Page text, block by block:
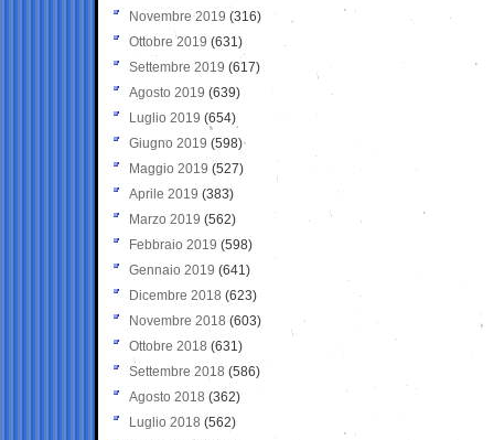
Novembre 2019 (316)
Ottobre 2019 (631)
Settembre 2019 (617)
Agosto 2019 (639)
Luglio 2019 (654)
Giugno 2019 (598)
Maggio 2019 (527)
Aprile 2019 (383)
Marzo 2019 (562)
Febbraio 2019 (598)
Gennaio 2019 (641)
Dicembre 2018 (623)
Novembre 2018 (603)
Ottobre 2018 (631)
Settembre 2018 (586)
Agosto 2018 (362)
Luglio 2018 (562)